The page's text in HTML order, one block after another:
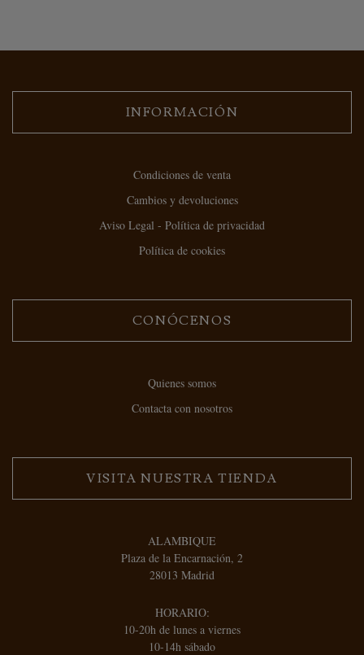
INFORMACIÓN
Condiciones de venta
Cambios y devoluciones
Aviso Legal - Política de privacidad
Política de cookies
CONÓCENOS
Quienes somos
Contacta con nosotros
VISITA NUESTRA TIENDA
ALAMBIQUE
Plaza de la Encarnación, 2
28013 Madrid
HORARIO:
10-20h de lunes a viernes
10-14h sábado